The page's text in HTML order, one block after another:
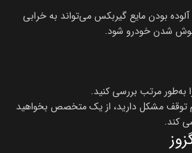
آلوده بودن مایع گیربکس می‌تواند به خرابی
شدن خودرو شود.
مرتب بررسی کنید.
توقف مشکل دارید، از یک متخصص بخواهید
کند.